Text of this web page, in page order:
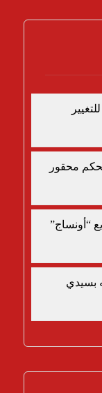
محقور
“أونساج”
بسيدي